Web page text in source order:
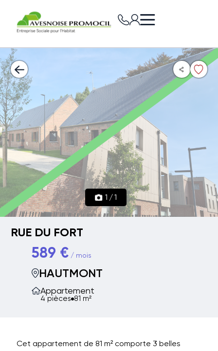
1 /1
RUE DU FORT
589 €/ mois
HAUTMONT
Appartement
4 pièces 81 m²
Cet appartement de 81 m² comporte 3 belles